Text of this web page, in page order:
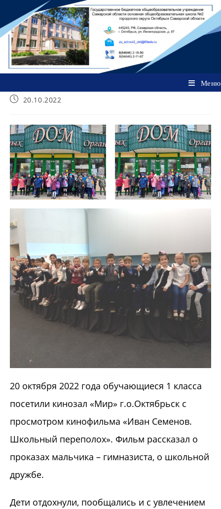
содержимому
Меню
Запись20.10.2022
20 октября 2022 года обучающиеся 1 класса
посетили кинозал «Мир» г.о.Октябрьск с
просмотром кинофильма «Иван Семенов.
Школьный переполох». Фильм рассказал о
проказах мальчика – гимназиста, о школьной
дружбе.
Дети отдохнули, пообщались и с увлечением